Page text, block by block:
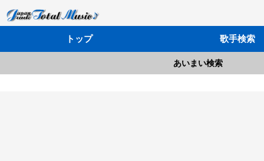
トップ 歌手検索
あいまい検索